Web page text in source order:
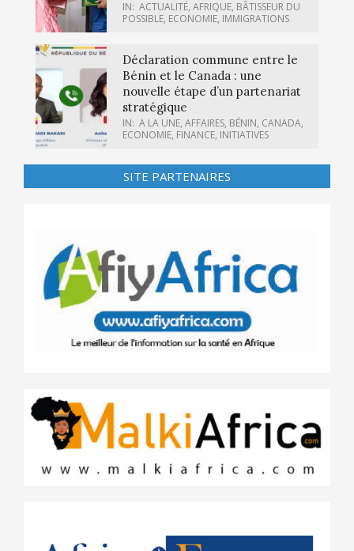
IN: ACTUALITÉ, AFRIQUE, BÂTISSEUR DU
POSSIBLE, ECONOMIE, IMMIGRATIONS
Déclaration commune entre le
Bénin et le Canada : une
nouvelle étape d’un partenariat
stratégique
IN: A LA UNE, AFFAIRES, BÉNIN, CANADA,
ECONOMIE, FINANCE, INITIATIVES
SITE PARTENAIRES